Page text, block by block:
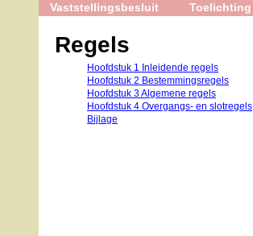
Vaststellingsbesluit
Toelichting
Regels
Hoofdstuk 1 Inleidende regels
Hoofdstuk 2 Bestemmingsregels
Hoofdstuk 3 Algemene regels
Hoofdstuk 4 Overgangs- en slotregels
Bijlage